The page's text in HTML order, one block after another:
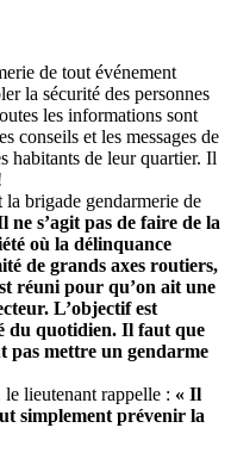
de tout événement
la sécurité des personnes
les informations sont
conseils et les messages de
habitants de leur quartier. Il
brigade gendarmerie de
ne s’agit pas de faire de la
où la délinquance
de grands axes routiers,
réuni pour qu’on ait une
L’objectif est
du quotidien. Il faut que
pas mettre un gendarme
le lieutenant rappelle : « Il
simplement prévenir la